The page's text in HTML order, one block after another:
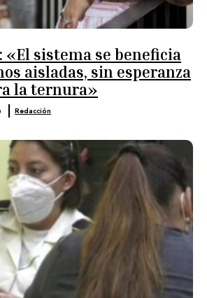
«El sistema se beneficia
aisladas, sin esperanza
la ternura»
| Redacción